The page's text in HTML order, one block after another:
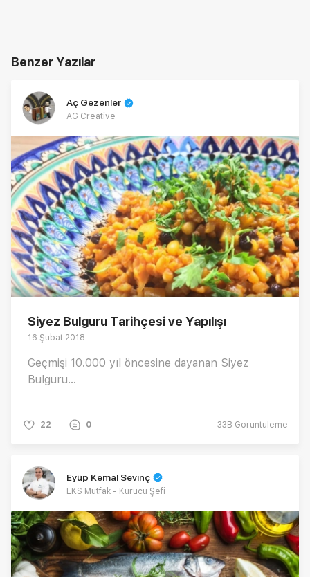
Benzer Yazılar
Aç Gezenler
AG Creative
Siyez Bulguru Tarihçesi ve Yapılışı
16 Şubat 2018
Geçmişi 10.000 yıl öncesine dayanan Siyez
Bulguru...
22 0 33B Görüntüleme
Eyüp Kemal Sevinç
EKS Mutfak - Kurucu Şefi